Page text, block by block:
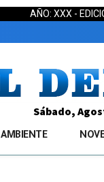
AÑO: XXX -
Sábado,
AMBIENTE